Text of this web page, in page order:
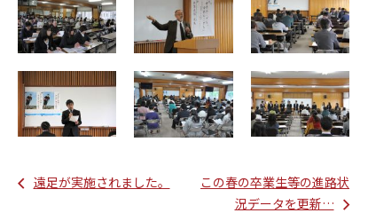
遠足が実施されました。
この春の卒業生等の進路状
況データを更新…